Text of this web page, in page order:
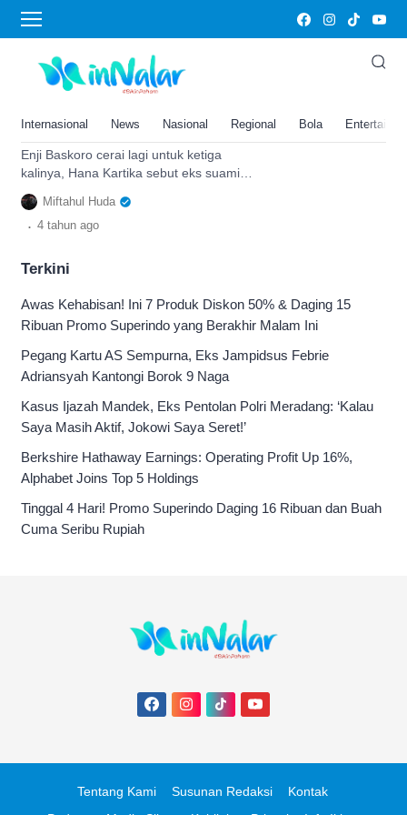
Internasional News Nasional Regional Bola
eks suami Ayu Ting Ting
Tiga Kali Cerai, Enji Baskoro
Eks Suami Ayu Ting Ting
Mampu Menafkahi oleh Hana
Enji Baskoro cerai lagi untuk ketiga
kalinya, Hana Kartika sebut eks suami
Ayu Ting Ting itu hobi selingkuh dan tak
mampu berikan nafkah.
Miftahul Huda
. 4 tahun ago
Terkini
Awas Kehabisan! Ini 7 Produk Diskon 50% & Daging 15
Ribuan Promo Superindo yang Berakhir Malam Ini
Pegang Kartu AS Sempurna, Eks Jampidsus Febrie
Adriansyah Kantongi Borok 9 Naga
Kasus Ijazah Mandek, Eks Pentolan Polri Meradang: ‘Kalau
Saya Masih Aktif, Jokowi Saya Seret!’
Berkshire Hathaway Earnings: Operating Profit Up 16%,
Alphabet Joins Top 5 Holdings
Tinggal 4 Hari! Promo Superindo Daging 16 Ribuan dan Buah
Cuma Seribu Rupiah
Tentang Kami Susunan Redaksi
Kontak